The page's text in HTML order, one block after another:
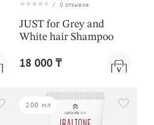
/ 0 отзывов
JUST for Grey and
White hair Shampoo
18 000 ₸
200 мл